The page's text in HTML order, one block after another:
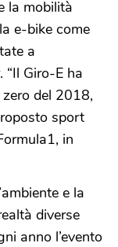
la mobilità
e-bike come
a
“Il Giro-E ha
del 2018,
sport
in
e la
diverse
anno l’evento